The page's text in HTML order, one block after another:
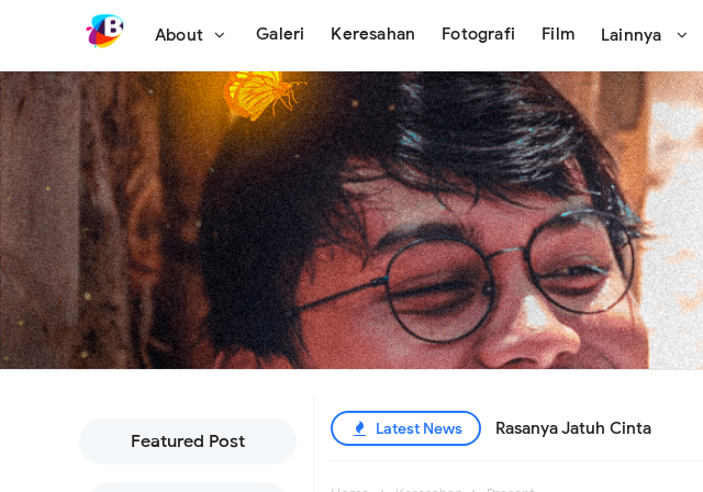
About Galeri Keresahan Fotografi Film Lainnya
Featured Post
Latest News Rasanya Jatuh Cinta